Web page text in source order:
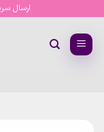
content
ارسال